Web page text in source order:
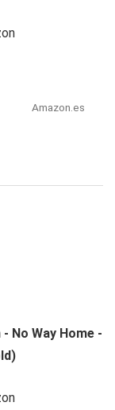
Amazon.es
No Way Home -